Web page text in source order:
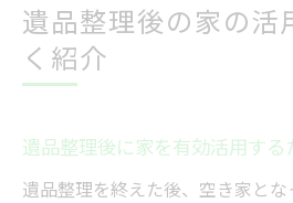
遺品整理後の家の活
く紹介
遺品整理後に家を有効活用する
遺品整理を終えた後、空き家と